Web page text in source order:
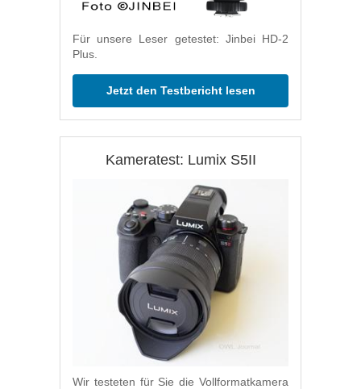
Für unsere Leser getestet: Jinbei HD-2
Plus.
Jetzt den Testbericht lesen
Kameratest: Lumix S5II
Wir testeten für Sie die Vollformatkamera